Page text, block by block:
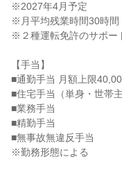
※2027年4月予定
※月平均残業時間30時間
※２種運転免許のサポー
【手当】
■通勤手当 月額上限
■住宅手当（単身・世帯主
■業務手当
■精勤手当
■無事故無違反手当
※勤務形態による